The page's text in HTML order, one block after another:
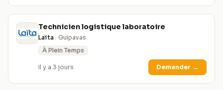
Technicien logistique laboratoire
Laïta · Guipavas
À Plein Temps
il y a 3 jours Demander →